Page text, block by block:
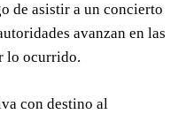
de asistir a un concierto
avanzan en las
lo ocurrido.
con destino al